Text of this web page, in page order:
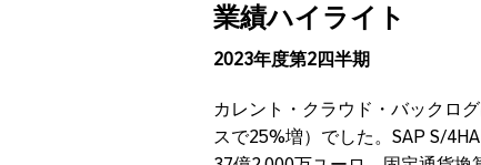
業績ハイライト
2023年度第2四半期
カレント・クラウド・バックロ
スで25%増）でした。SAP S/